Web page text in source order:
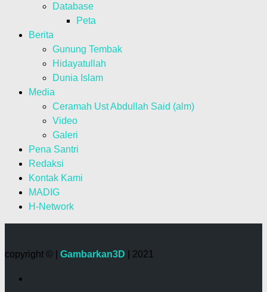
Database
Peta
Berita
Gunung Tembak
Hidayatullah
Dunia Islam
Media
Ceramah Ust Abdullah Said (alm)
Video
Galeri
Pena Santri
Redaksi
Kontak Kami
MADIG
H-Network
copyright © | Gambarkan3D | 2021